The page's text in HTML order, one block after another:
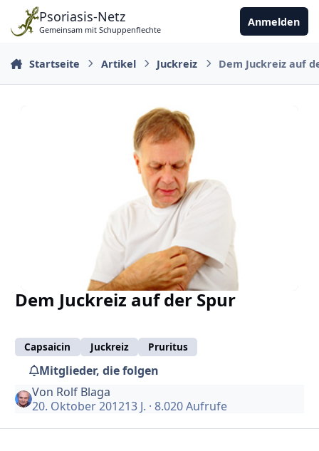
Zu Inhalt springen
Psoriasis-Netz
Gemeinsam mit Schuppenflechte
Anmelden
Startseite Artikel Juckreiz Dem Juckreiz auf
Dem Juckreiz auf der Spur
Capsaicin Juckreiz Pruritus
Mitglieder, die folgen
Von Rolf Blaga
20. Oktober 201213 J. · 8.020 Aufrufe